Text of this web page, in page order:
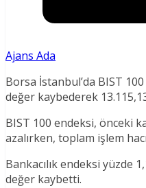
Ajans Ada
Borsa İstanbul’da BIST
değer kaybederek
BIST 100 endeksi, önceki
azalırken, toplam işlem
Bankacılık endeksi yüzde
değer kaybetti.